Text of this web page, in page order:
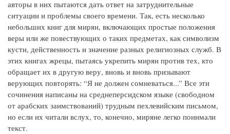
авторы в них пытаются дать ответ на затруднительные
ситуации и проблемы своего времени. Так, есть несколько
небольших книг для мирян, включающих простые положения
веры или же повествующих о таких предметах, как символизм
кусти, действенность и значение разных религиозных служб. В
этих книгах жрецы, пытаясь укрепить мирян против тех, кто
обращает их в другую веру, вновь и вновь призывают
верующих повторять: “Я не должен сомневаться...” Все эти
сочинения написаны на среднеперсидском языке (свободном
от арабских заимствований) трудным пехлевийским письмом,
но если их читали вслух, то, конечно, миряне легко понимали
текст.